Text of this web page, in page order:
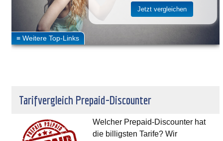
Tarifvergleich Prepaid-Discounter
Welcher Prepaid-Discounter hat
die billigsten Tarife? Wir